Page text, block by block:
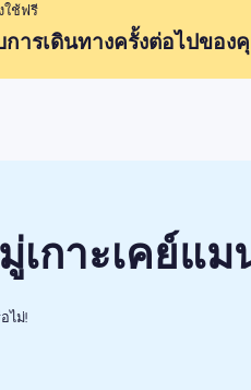
ใช้ฟรี
การเดินทางครั้งต่อไปของ
เกาะเคย์แม
ไม่!